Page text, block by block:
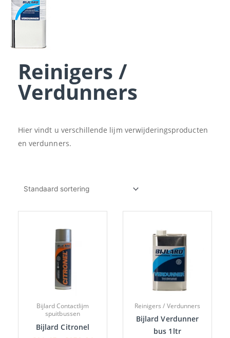
Reinigers /
Verdunners
Hier vindt u verschillende lijm verwijderingsproducten
en verdunners.
Bijlard Contactlijm
spuitbussen
Bijlard Citronel
Reinigers / Verdunners
Bijlard Verdunner
bus 1ltr